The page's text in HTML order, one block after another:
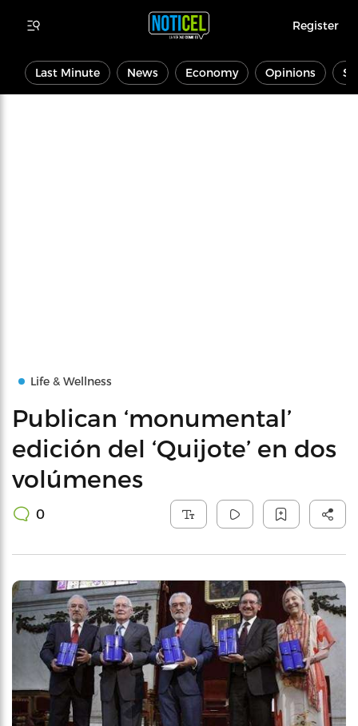
Register
Last Minute News Economy Opinions
Life & Wellness
Publican ‘monumental’
edición del ‘Quijote’ en dos
volúmenes
0